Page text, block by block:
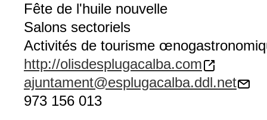
Fête de l'huile nouvelle
Salons sectoriels
Activités de tourisme
http://olisdesplugacalba.com
ajuntament@esplugacalba.ddl.net
973 156 013